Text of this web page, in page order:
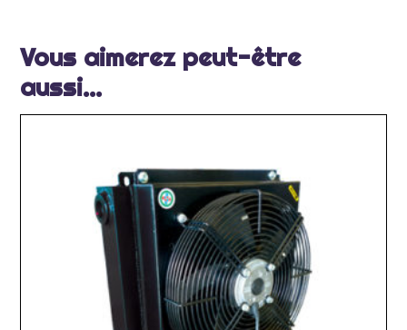
Vous aimerez peut-être
aussi…